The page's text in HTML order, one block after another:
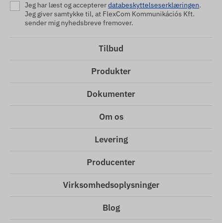
Jeg har læst og acceptererdatabeskyttelseserklæringen.
Jeg giver samtykke til, at FlexCom Kommunikációs Kft.
sender mig nyhedsbreve fremover.
Tilbud
Produkter
Dokumenter
Om os
Levering
Producenter
Virksomhedsoplysninger
Blog